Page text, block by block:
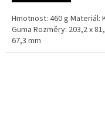
Hmotnost: 460 g Materiál:
Guma Rozměry: 203,2 x
67,3 mm